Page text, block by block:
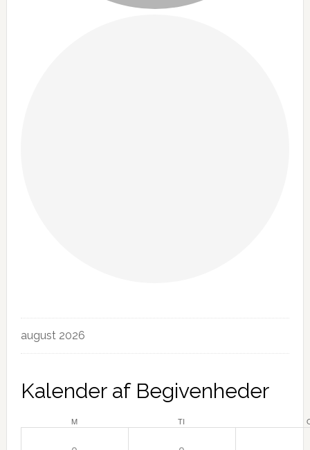
august 2026
Kalender af Begivenheder
MMANDAG TI